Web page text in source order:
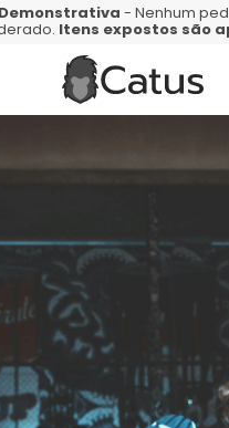
- Nenhum
Itens expostos são